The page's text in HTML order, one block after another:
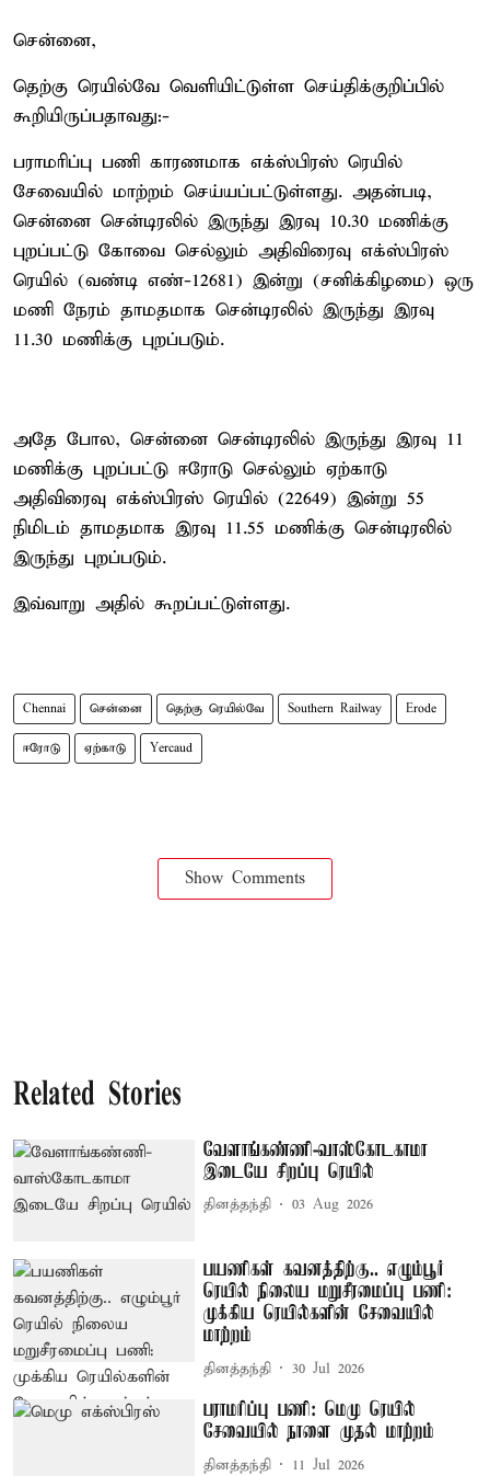
சென்னை,
தெற்கு ரெயில்வே வெளியிட்டுள்ள செய்திக்குறிப்பில்
கூறியிருப்பதாவது:-
பராமரிப்பு பணி காரணமாக எக்ஸ்பிரஸ் ரெயில்
சேவையில் மாற்றம் செய்யப்பட்டுள்ளது. அதன்படி,
சென்னை சென்டிரலில் இருந்து இரவு 10.30 மணிக்கு
புறப்பட்டு கோவை செல்லும் அதிவிரைவு எக்ஸ்பிரஸ்
ரெயில் (வண்டி எண்-12681) இன்று (சனிக்கிழமை) ஒரு
மணி நேரம் தாமதமாக சென்டிரலில் இருந்து இரவு
11.30 மணிக்கு புறப்படும்.
அதே போல, சென்னை சென்டிரலில் இருந்து இரவு 11
மணிக்கு புறப்பட்டு ஈரோடு செல்லும் ஏற்காடு
அதிவிரைவு எக்ஸ்பிரஸ் ரெயில் (22649) இன்று 55
நிமிடம் தாமதமாக இரவு 11.55 மணிக்கு சென்டிரலில்
இருந்து புறப்படும்.
இவ்வாறு அதில் கூறப்பட்டுள்ளது.
Chennai சென்னை தெற்கு ரெயில்வே Southern Railway Erode
ஈரோடு ஏற்காடு Yercaud
Show Comments
Related Stories
வேளாங்கண்ணி-வாஸ்கோடகாமா
இடையே சிறப்பு ரெயில்
தினத்தந்தி 03 Aug 2026
பயணிகள் கவனத்திற்கு.. எழும்பூர்
ரெயில் நிலைய மறுசீரமைப்பு பணி:
முக்கிய ரெயில்களின் சேவையில்
மாற்றம்
தினத்தந்தி 30 Jul 2026
பராமரிப்பு பணி: மெமு ரெயில்
சேவையில் நாளை முதல் மாற்றம்
தினத்தந்தி 11 Jul 2026